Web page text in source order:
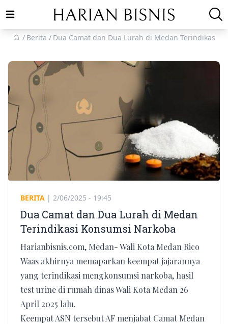
Open main menu
Berita
Dua Camat dan Dua Lurah di Medan Terindikasi
BERITA | 2/06/2025 - 19:45
Dua Camat dan Dua Lurah di Medan
Terindikasi Konsumsi Narkoba
Harianbisnis.com, Medan- Wali Kota Medan Rico
Waas akhirnya memaparkan keempat jajarannya
yang terindikasi mengkonsumsi narkoba, hasil
test urine di rumah dinas Wali Kota Medan 26
April 2025 lalu.
Keempat ASN tersebut AF menjabat Camat Medan